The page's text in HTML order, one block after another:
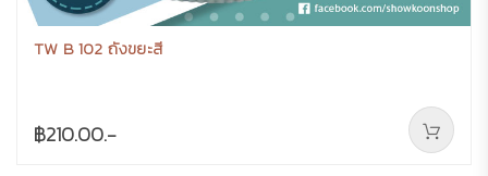
TW B 102 ถังขยะสี
฿210.00.-